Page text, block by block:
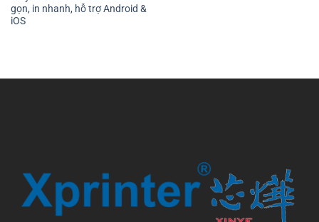
gọn, in nhanh, hỗ trợ Android &
iOS